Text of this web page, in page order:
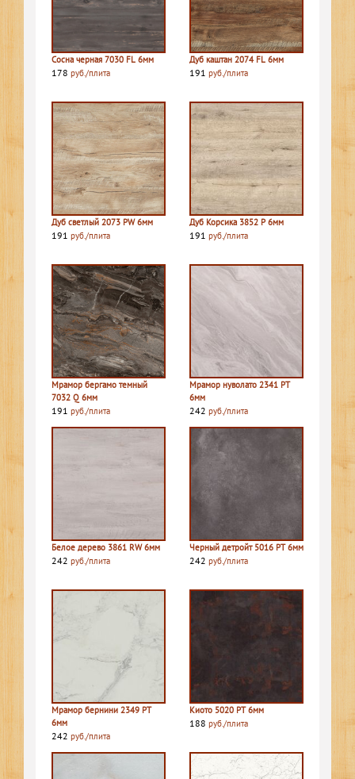
Сосна черная 7030 FL 6мм
178 руб./плита
Дуб каштан 2074 FL 6мм
191 руб./плита
Дуб светлый 2073 PW 6мм
191 руб./плита
Дуб Корсика 3852 P 6мм
191 руб./плита
Мрамор бергамо темный
7032 Q 6мм
191 руб./плита
Мрамор нуволато 2341 PT
6мм
242 руб./плита
Белое дерево 3861 RW 6мм
242 руб./плита
Черный детройт 5016 PT 6мм
242 руб./плита
Мрамор бернини 2349 PT
6мм
242 руб./плита
Киото 5020 PT 6мм
188 руб./плита